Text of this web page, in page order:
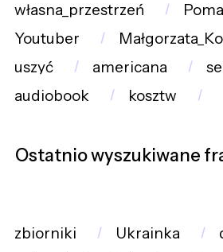
własna_przestrzeń
Youtuber
uszyć
americana
audiobook
kosztw
Ostatnio wyszukiwane
zbiorniki Ukrainka